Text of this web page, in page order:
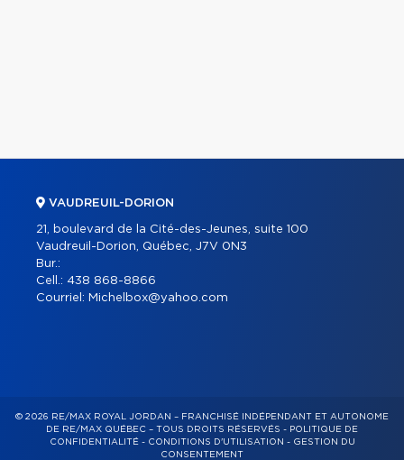
VAUDREUIL-DORION
21, boulevard de la Cité-des-Jeunes, suite 100
Vaudreuil-Dorion, Québec, J7V 0N3
Bur.:
Cell.: 438 868-8866
Courriel: Michelbox@yahoo.com
© 2026 RE/MAX ROYAL JORDAN – FRANCHISÉ INDÉPENDANT ET AUTONOME
DE RE/MAX QUÉBEC – TOUS DROITS RÉSERVÉS - POLITIQUE DE
CONFIDENTIALITÉ- CONDITIONS D'UTILISATION - GESTION DU
CONSENTEMENT